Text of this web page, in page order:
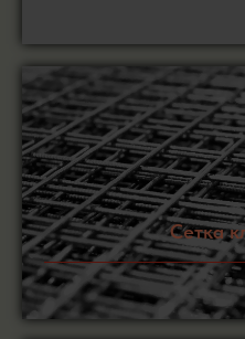
Сетка